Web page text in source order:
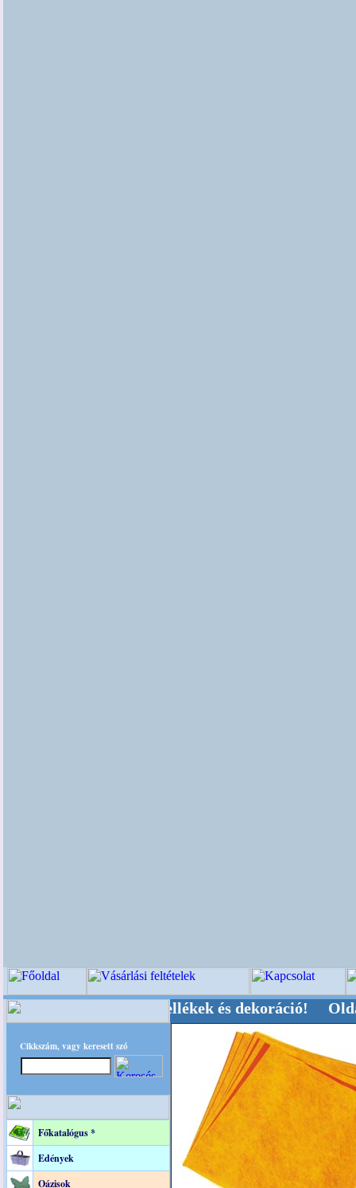
Cikkszám, vagy keresett szó
Főkatalógus *
Edények
Oázisok
, Kegyeleti-kellékek és dekoráció!